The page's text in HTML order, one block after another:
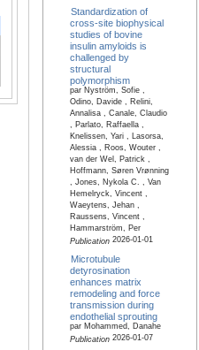
Standardization of
cross-site biophysical
studies of bovine
insulin amyloids is
challenged by
structural
polymorphism
par Nyström, Sofie ,
Odino, Davide , Relini,
Annalisa , Canale, Claudio
, Parlato, Raffaella ,
Knelissen, Yari , Lasorsa,
Alessia , Roos, Wouter ,
van der Wel, Patrick ,
Hoffmann, Søren Vrønning
, Jones, Nykola C. , Van
Hemelryck, Vincent ,
Waeytens, Jehan ,
Raussens, Vincent ,
Hammarström, Per
Publication2026-01-01
Microtubule
detyrosination
enhances matrix
remodeling and force
transmission during
endothelial sprouting
par Mohammed, Danahe
Publication2026-01-07